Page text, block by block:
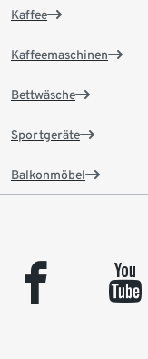
Kaffee
Kaffeemaschinen
Bettwäsche
Sportgeräte
Balkonmöbel
facebook youtube